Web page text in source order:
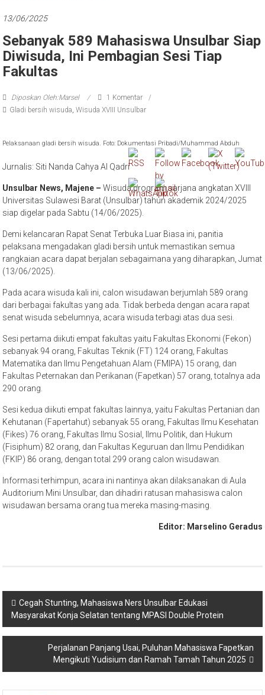
13/06/2025
Sebanyak 589 Mahasiswa Unsulbar Siap
Diwisuda, Ini Pembagian Sesi Tiap
Fakultas
Diposkan Oleh:Marsel
1 Komentar
Gladi bersih wisuda,Wisuda XVIII Unsulbar
Pelaksanaan gladi bersih wisuda. Foto: Dokumentasi Pribadi/Muhammad Abduh
Jurnalis: Siti Nanda Cahya Al Qadri
Unsulbar News, Majene – Wisuda program sarjana angkatan XVIII
Universitas Sulawesi Barat (Unsulbar) tahun akademik 2024/2025
siap digelar pada Sabtu (14/06/2025).
Demi kelancaran Rapat Senat Terbuka Luar Biasa ini, panitia
pelaksana mengadakan gladi bersih untuk memastikan semua
rangkaian acara dapat berjalan sebagaimana yang diharapkan, Jumat
(13/06/2025).
Pada acara wisuda kali ini, calon wisudawan berjumlah 589 orang
dari berbagai fakultas yang ada. Tidak berbeda dengan acara rapat
senat wisuda sebelumnya, acara wisuda terbagi atas dua sesi.
Sesi pertama diikuti empat fakultas yaitu Fakultas Ekonomi (Fekon)
sebanyak 94 orang, Fakultas Teknik (FT) 124 orang, Fakultas
Matematika dan Ilmu Pengetahuan Alam (FMIPA) 15 orang, dan
Fakultas Peternakan dan Perikanan (Fapetkan) 57 orang, totalnya ada
290 orang.
Sesi kedua diikuti empat fakultas lainnya, yaitu Fakultas Pertanian dan
Kehutanan (Fapertahut) sebanyak 55 orang, Fakultas Ilmu Kesehatan
(Fikes) 76 orang, Fakultas Ilmu Sosial, Ilmu Politik, dan Hukum
(Fisiphum) 82 orang, dan Fakultas Keguruan dan Ilmu Pendidikan
(FKIP) 86 orang, dengan total 299 orang calon wisudawan.
Informasi terhimpun, acara ini nantinya akan dilaksanakan di Aula
Auditorium Mini Unsulbar, dan dihadiri ratusan mahasiswa calon
wisudawan bersama orang tua mereka masing-masing.
Editor: Marselino Geradus
Navigasi
pos
Cegah Stunting, Mahasiswa Ners Unsulbar Edukasi
Masyarakat Konja Selatan tentang MPASI Double Protein
Perjalanan Panjang Usai, Puluhan Mahasiswa Fapetkan
Mengikuti Yudisium dan Ramah Tamah Tahun 2025